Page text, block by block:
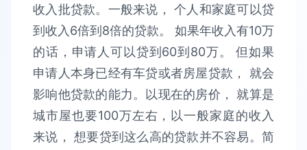
收入批贷款。一般来说， 个人和家庭可以贷
到收入6倍到8倍的贷款。 如果年收入有10万
的话，申请人可以贷到60到80万。 但如果
申请人本身已经有车贷或者房屋贷款， 就会
影响他贷款的能力。以现在的房价， 就算是
城市屋也要100万左右，以一般家庭的收入
来说， 想要贷到这么高的贷款并不容易。简